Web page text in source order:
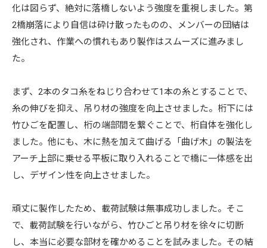
化は図らず、絶対に落橋しないよう強度を重視しました。第
2橋崩落により自信は砕け散ったものの、メンバーの団結は
強化され、作業への慣れもあり製作はスムーズに進みまし
た。
まず、2本のタコ糸をねじり合わせて1本の糸とすることで、
糸の伸びを抑え、吊り材の強度を向上させました。桁下には
竹ひごを配置し、桁の端部間を繋ぐことで、桁自体を強化し
ました。他にも、木に熱を加えて曲げる「曲げ木」の製法を
アーチ上部に乗せる平板に取り入れることで橋に一体感を出
し、デザイン性を向上させました。
頑丈に製作したため、載荷試験は無事成功しました。そこ
で、載荷試験を行いながら、竹ひごと吊り材を徐々に切断
し、本当に必要な部材を確かめることを試みました。その結